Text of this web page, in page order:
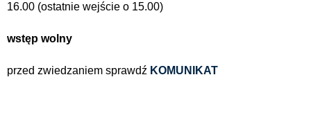
16.00 (ostatnie wejście o 15.00)
wstęp wolny
przed zwiedzaniem sprawdź KOMUNIKAT